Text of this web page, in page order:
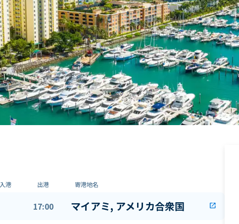
入港 出港 寄港地名
17:00 マイアミ, アメリカ合衆国 open_in_new